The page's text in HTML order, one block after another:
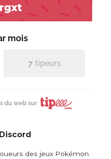
mois
7 tipeurs
du web sur
des jeux Pokémon